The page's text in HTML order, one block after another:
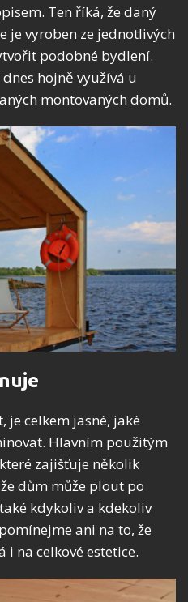
Ten říká, že daný
je vyroben ze jednotlivých
podobné bydlení.
hojně využívá u
montovaných domů.
je celkem jasné, jaké
Hlavním použitým
zajišťuje několik
dům může plout po
kdykoliv a kdekoliv
ani na to, že
i na celkové estetice.